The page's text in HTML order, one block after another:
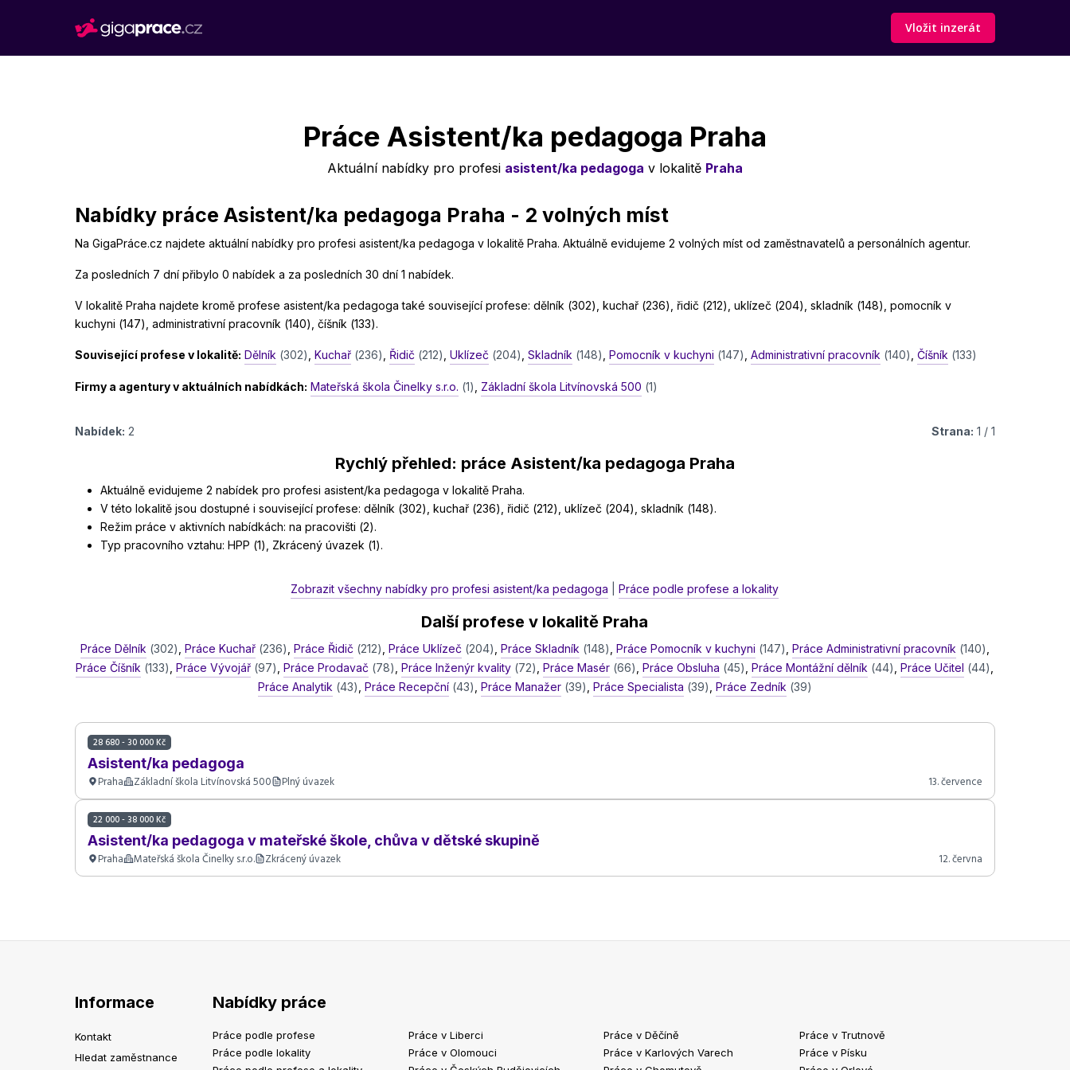
Vložit inzerát
Práce Asistent/ka pedagoga Praha
Aktuální nabídky pro profesi asistent/ka pedagoga v lokalitě Praha
Nabídky práce Asistent/ka pedagoga Praha - 2 volných míst
Na GigaPráce.cz najdete aktuální nabídky pro profesi asistent/ka pedagoga v lokalitě Praha. Aktuálně evidujeme 2 volných míst od zaměstnavatelů a personálních agentur.
Za posledních 7 dní přibylo 0 nabídek a za posledních 30 dní 1 nabídek.
V lokalitě Praha najdete kromě profese asistent/ka pedagoga také související profese: dělník (302), kuchař (236), řidič (212), uklízeč (204), skladník (148), pomocník v
kuchyni (147), administrativní pracovník (140), číšník (133).
Související profese v lokalitě: Dělník (302) ,Kuchař (236) Řidič (212) ,Uklízeč (204) ,Skladník (148) ,Pomocník v kuchyni (147) ,Administrativní pracovník (140) ,Číšník (133)
Firmy a agentury v aktuálních nabídkách: Mateřská škola Činelky s.r.o. (1) Základní škola Litvínovská 500 (1)
Nabídek: 2 Strana: 1 / 1
Rychlý přehled: práce Asistent/ka pedagoga Praha
Aktuálně evidujeme 2 nabídek pro profesi asistent/ka pedagoga v lokalitě Praha.
V této lokalitě jsou dostupné i související profese: dělník (302), kuchař (236), řidič (212), uklízeč (204), skladník (148).
Režim práce v aktivních nabídkách: na pracovišti (2).
Typ pracovního vztahu: HPP (1), Zkrácený úvazek (1).
Zobrazit všechny nabídky pro profesi asistent/ka pedagoga Práce podle profese a lokality
Další profese v lokalitě Praha
Práce Dělník (302) Práce Kuchař (236) Práce Řidič (212) Práce Uklízeč (204) Práce Skladník (148) Práce Pomocník v kuchyni (147) Práce Administrativní pracovník (140)
Práce Číšník (133) ,Práce Vývojář (97) ,Práce Prodavač (78) ,Práce Inženýr kvality (72) ,Práce Masér (66) ,Práce Obsluha (45) ,Práce Montážní dělník (44) ,Práce Učitel (44)
Práce Analytik (43) Práce Recepční (43) Práce Manažer (39) Práce Specialista (39) Práce Zedník (39)
28 680 - 30 000 Kč
Asistent/ka pedagoga
Praha Základní škola Litvínovská 500 Plný úvazek 13. července
22 000 - 38 000 Kč
Asistent/ka pedagoga v mateřské škole, chůva v dětské skupině
Praha Mateřská škola Činelky s.r.o. Zkrácený úvazek 12. června
Informace
Kontakt
Hledat zaměstnance
Nabídky práce
Práce podle profese
Práce podle lokality
Práce v Liberci
Práce v Olomouci
Práce v Děčíně
Práce v Karlových Varech
Práce v Trutnově
Práce v Písku